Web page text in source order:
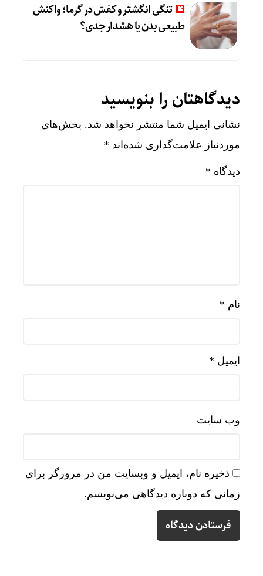
تنگی انگشتر و کفش در گرما؛ واکنش
طبیعی بدن یا هشدار جدی؟
دیدگاهتان را بنویسید
نشانی ایمیل شما منتشر نخواهد شد. بخش‌های
موردنیاز علامت‌گذاری شده‌اند *
دیدگاه *
نام *
ایمیل *
وب‌ سایت
ذخیره نام، ایمیل و وبسایت من در مرورگر برای
زمانی که دوباره دیدگاهی می‌نویسم.